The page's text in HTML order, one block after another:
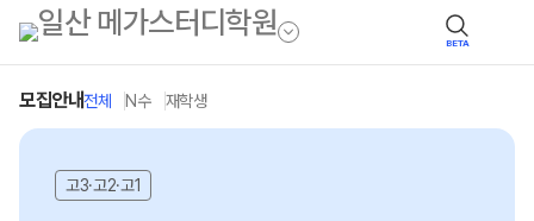
BETA
모집안내전체 N수 재학생
고3·고2·고1